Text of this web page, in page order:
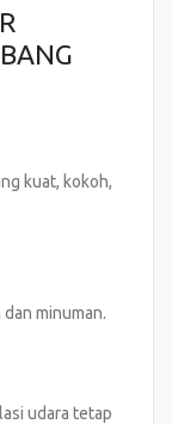
kuat, kokoh,
minuman.
udara tetap